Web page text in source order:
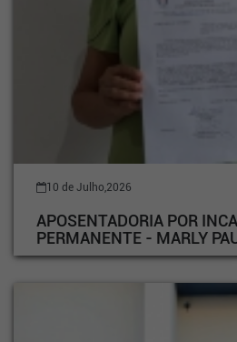
10 de Julho,2026
APOSENTADORIA POR
PERMANENTE - MARLY